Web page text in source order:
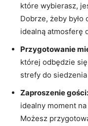
które wybierasz,
Dobrze, żeby
idealną atmosferę
Przygotowanie
której ‍odbędzie
strefy ‌do⁣
Zaproszenie⁤ gości:
idealny moment
Możesz